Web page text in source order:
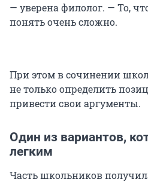
— уверена филолог. — То,
понять очень сложно.
При этом в сочинении
не только определить
привести свои аргументы.
Один из вариантов,
легким
Часть школьников